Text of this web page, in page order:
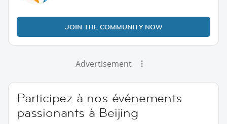
JOIN THE COMMUNITY NOW
Advertisement
Participez à nos événements
passionants à Beijing